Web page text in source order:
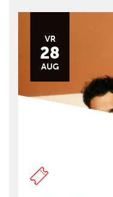
VR
28
AUG